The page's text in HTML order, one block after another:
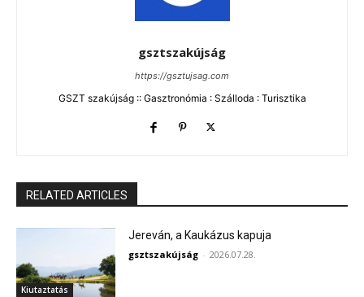
gsztszakújság
https://gsztujsag.com
GSZT szakújság :: Gasztronómia : Szálloda : Turisztika
RELATED ARTICLES
Kiutaztatás
Jereván, a Kaukázus kapuja
gsztszakújság - 2026.07.28.